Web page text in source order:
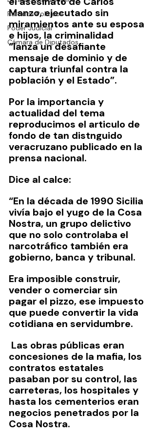
Partidos Políticos
Poder Judicial
Cámara de Diputados
Manzo, ejecutado sin
miramientos ante su esposa
e hijos, la criminalidad
“lanza un desafiante
mensaje de dominio y de
captura triunfal contra la
población y el Estado”.
Por la importancia y
actualidad del tema
reproducimos el articulo de
fondo de tan distnguido
veracruzano publicado en la
prensa nacional.
Dice al calce:
“En la década de 1990 Sicilia
vivía bajo el yugo de la Cosa
Nostra, un grupo delictivo
que no solo controlaba el
narcotráfico también era
gobierno, banca y tribunal.
Era imposible construir,
vender o comerciar sin
pagar el pizzo, ese impuesto
que puede convertir la vida
cotidiana en servidumbre.
Las obras públicas eran
concesiones de la mafia, los
contratos estatales
pasaban por su control, las
carreteras, los hospitales y
hasta los cementerios eran
negocios penetrados por la
Cosa Nostra.